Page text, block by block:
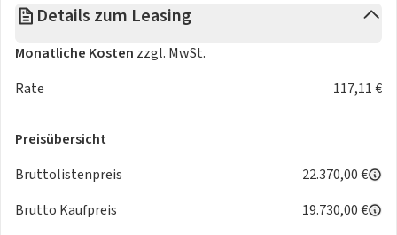
Details zum Leasing
Monatliche Kosten zzgl. MwSt.
Rate
117,11 €
Preisübersicht
Bruttolistenpreis
22.370,00 €
Brutto Kaufpreis
19.730,00 €